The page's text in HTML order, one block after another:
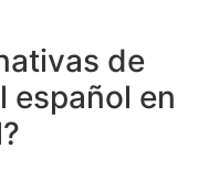
de
español en